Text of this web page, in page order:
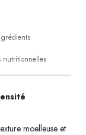
nutritionnelles
moelleuse et